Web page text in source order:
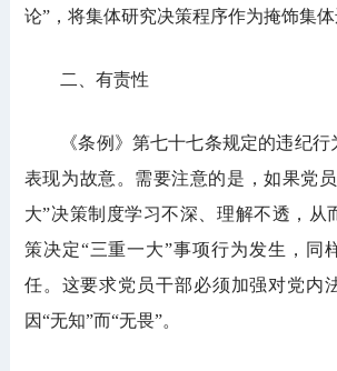
论”，将集体研究决策程序作为掩饰集体
二、有责性
《条例》第七十七条规定的违纪行
表现为故意。需要注意的是，如果党
大”决策制度学习不深、理解不透，从
策决定“三重一大”事项行为发生，同
任。这要求党员干部必须加强对党内
因“无知”而“无畏”。